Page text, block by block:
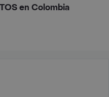
en Colombia